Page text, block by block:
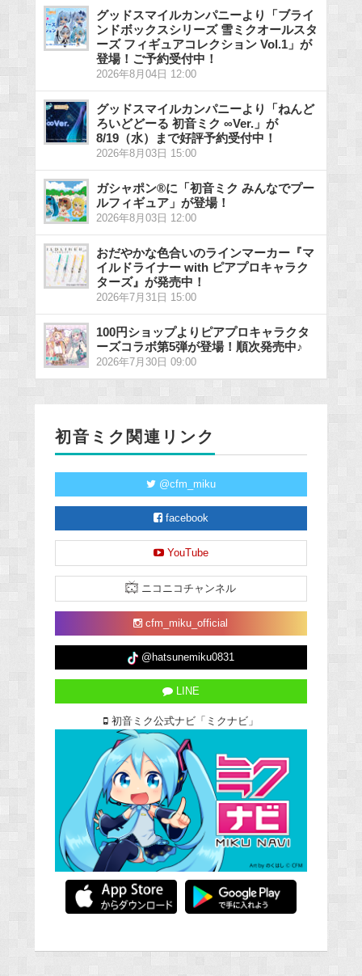
グッドスマイルカンパニーより「ブライ
ンドボックスシリーズ 雪ミクオールスタ
ーズ フィギュアコレクション Vol.1」が
登場！ご予約受付中！
2026年8月04日 12:00
グッドスマイルカンパニーより「ねんど
ろいどどーる 初音ミク ∞Ver.」が
8/19（水）まで好評予約受付中！
2026年8月03日 15:00
ガシャポン®に「初音ミク みんなでプー
ルフィギュア」が登場！
2026年8月03日 12:00
おだやかな色合いのラインマーカー『マ
イルドライナー with ピアプロキャラク
ターズ』が発売中！
2026年7月31日 15:00
100円ショップよりピアプロキャラクタ
ーズコラボ第5弾が登場！順次発売中♪
2026年7月30日 09:00
初音ミク関連リンク
@cfm_miku
facebook
YouTube
ニコニコチャンネル
cfm_miku_official
@hatsunemiku0831
LINE
初音ミク公式ナビ「ミクナビ」